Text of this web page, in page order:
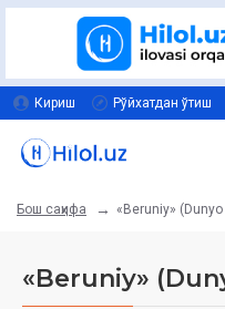
Кириш Рўйхатдан ўтиш
Бош саҳифа «Beruniy»
«Beruniy»